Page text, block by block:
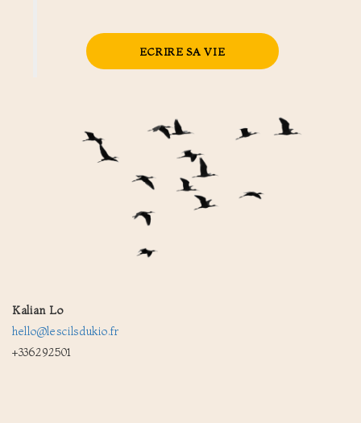
ECRIRE SA VIE
Kalian Lo
hello@lescilsdukio.fr
+336292501